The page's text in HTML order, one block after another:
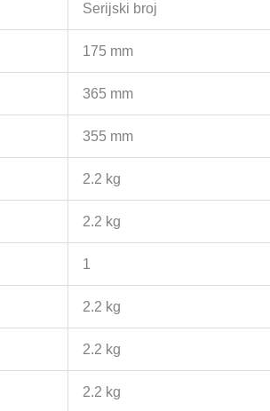
Serijski broj
175 mm
365 mm
355 mm
2.2 kg
2.2 kg
1
2.2 kg
2.2 kg
2.2 kg